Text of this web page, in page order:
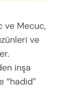
ve Mecuc,
ve
inşa
“hadid”